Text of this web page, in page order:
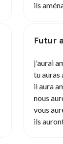
ils
Futur
j'aurai
tu auras
il aura
nous
vous
ils